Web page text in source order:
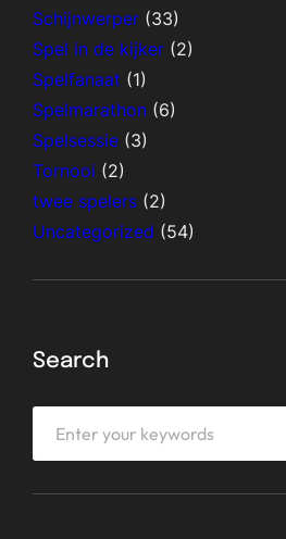
Schijnwerper (33)
Spel in de kijker (2)
Spelfanaat (1)
Spelmarathon (6)
Spelsessie (3)
Tornooi (2)
twee spelers (2)
Uncategorized (54)
Search